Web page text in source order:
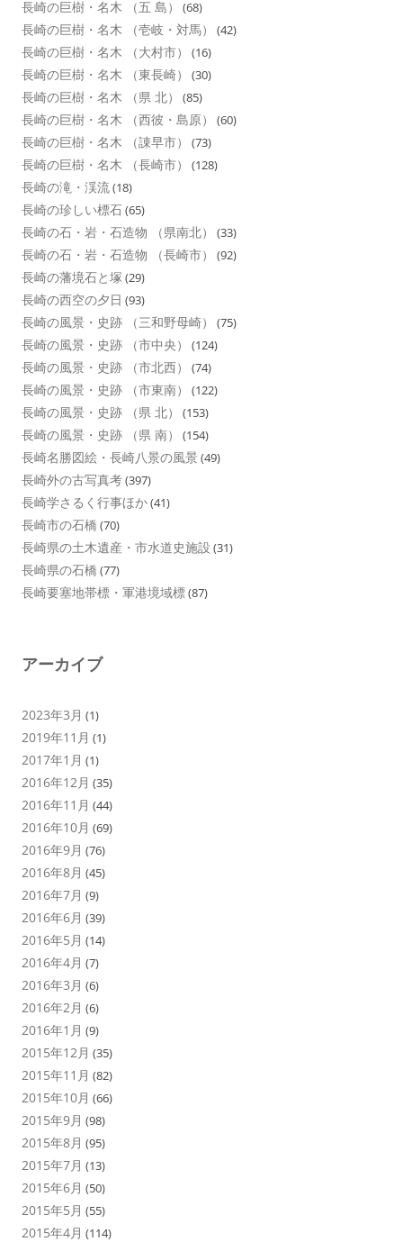
長崎の巨樹・名木 （五 島） (68)
長崎の巨樹・名木 （壱岐・対馬） (42)
長崎の巨樹・名木 （大村市） (16)
長崎の巨樹・名木 （東長崎） (30)
長崎の巨樹・名木 （県 北） (85)
長崎の巨樹・名木 （西彼・島原） (60)
長崎の巨樹・名木 （諌早市） (73)
長崎の巨樹・名木 （長崎市） (128)
長崎の滝・渓流(18)
長崎の珍しい標石(65)
長崎の石・岩・石造物 （県南北） (33)
長崎の石・岩・石造物 （長崎市） (92)
長崎の藩境石と塚 (29)
長崎の西空の夕日 (93)
長崎の風景・史跡 （三和野母崎） (75)
長崎の風景・史跡 （市中央） (124)
長崎の風景・史跡 （市北西） (74)
長崎の風景・史跡 （市東南） (122)
長崎の風景・史跡 （県 北） (153)
長崎の風景・史跡 （県 南） (154)
長崎名勝図絵・長崎八景の風景 (49)
長崎外の古写真考(397)
長崎学さるく行事ほか(41)
長崎市の石橋 (70)
長崎県の土木遺産・市水道史施設 (31)
長崎県の石橋 (77)
長崎要塞地帯標・軍港境域標(87)
アーカイブ
2023年3月 (1)
2019年11月 (1)
2017年1月 (1)
2016年12月 (35)
2016年11月 (44)
2016年10月 (69)
2016年9月 (76)
2016年8月 (45)
2016年7月 (9)
2016年6月 (39)
2016年5月 (14)
2016年4月 (7)
2016年3月 (6)
2016年2月 (6)
2016年1月 (9)
2015年12月 (35)
2015年11月 (82)
2015年10月 (66)
2015年9月 (98)
2015年8月 (95)
2015年7月 (13)
2015年6月 (50)
2015年5月 (55)
2015年4月 (114)